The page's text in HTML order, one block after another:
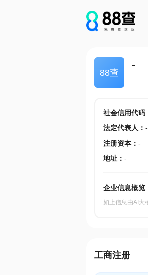
88查
-
社会信用代码
法定代表人 ： -
注册资本： -
地址： -
企业信息概览
如上信息由AI大
工商注册